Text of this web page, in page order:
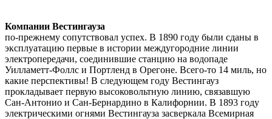
Компании Вестингауза
по-прежнему сопутствовал успех. В 1890 году были сданы в
эксплуатацию первые в истории междугородние линии
электропередачи, соединившие станцию на водопаде
Уилламетт-Фоллс и Портленд в Орегоне. Всего-то 14 миль, но
какие перспективы! В следующем году Вестингауз
прокладывает первую высоковольтную линию, связавшую
Сан-Антонио и Сан-Бернардино в Калифорнии. В 1893 году
электрическими огнями Вестингауза засверкала Всемирная